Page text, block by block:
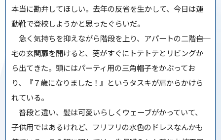
本当に勘弁してほしい。去年の反省を生かして、今日は運
動靴で登校しようかと思ったぐらいだ。
急く気持ちを抑えながら階段を上り、アパートの二階――自
宅の玄関扉を開けると、葵がすぐにトテトテとリビングか
ら出てきた。頭にはパーティ用の三角帽子をかぶってお
り、『７歳になりました！』というタスキが肩からかけら
れている。
普段と違い、髪は可愛いらしくウェーブがかっていて、
子供用ではあるけれど、フリフリの水色のドレスなんかも